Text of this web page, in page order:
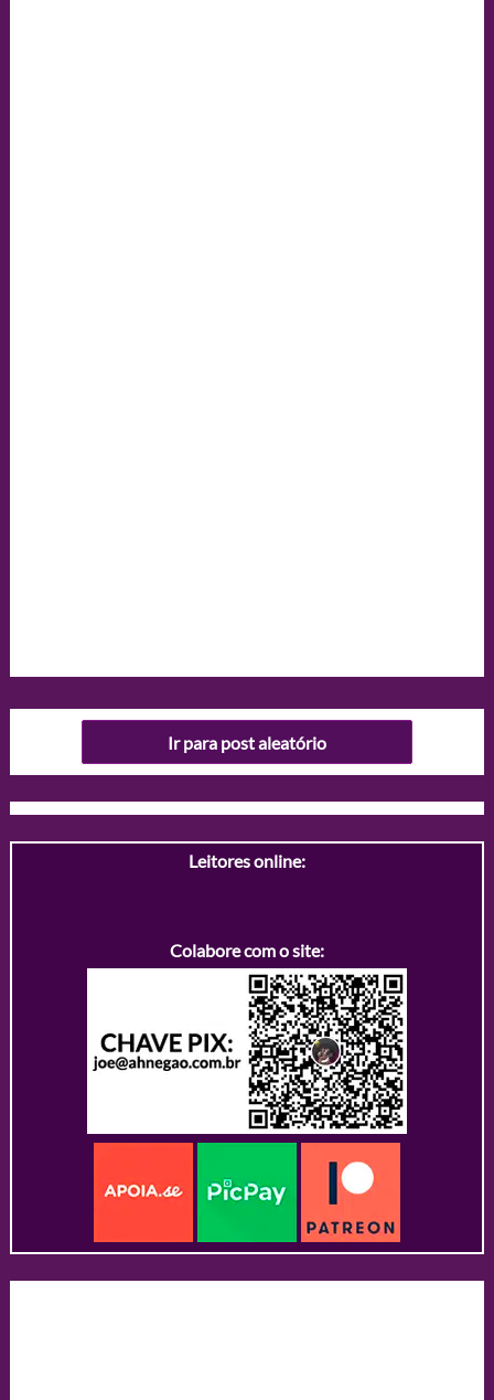
Ir para post aleatório
Leitores online:
Colabore com o site: